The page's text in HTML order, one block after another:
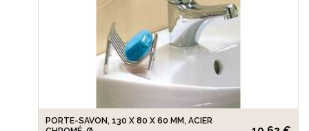
PORTE-SAVON, 130 X 80 X 60 MM, ACIER